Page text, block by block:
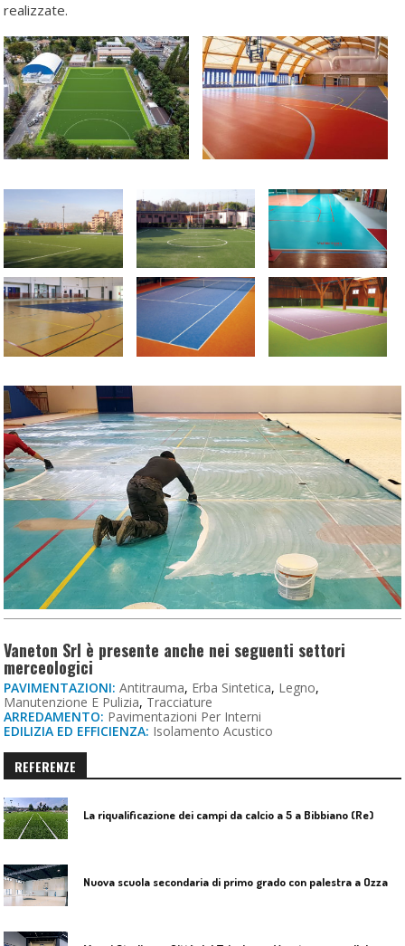
realizzate.
Vaneton Srl è presente anche nei seguenti settori
merceologici
PAVIMENTAZIONI: Antitrauma, Erba Sintetica, Legno,
Manutenzione E Pulizia, Tracciature
ARREDAMENTO: Pavimentazioni Per Interni
EDILIZIA ED EFFICIENZA: Isolamento Acustico
REFERENZE
La riqualificazione dei campi da calcio a 5 a Bibbiano (Re)